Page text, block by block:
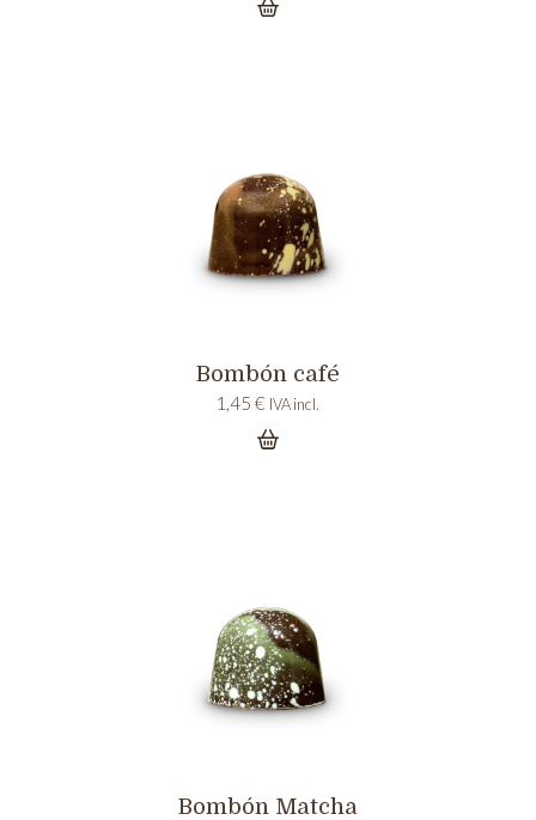
Bombón café
1,45€ IVA incl.
Bombón Matcha